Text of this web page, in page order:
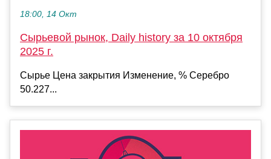
18:00, 14 Окт
Сырьевой рынок, Daily history за 10 октября
2025 г.
Сырье Цена закрытия Изменение, % Серебро
50.227...